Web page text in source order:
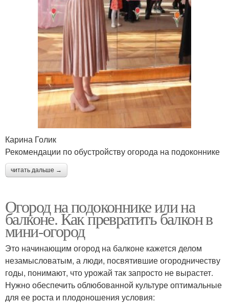
Карина Голик
Рекомендации по обустройству огорода на подоконнике
читать дальше →
Огород на подоконнике или на
балконе. Как превратить балкон в
мини-огород
Это начинающим огород на балконе кажется делом
незамысловатым, а люди, посвятившие огородничеству
годы, понимают, что урожай так запросто не вырастет.
Нужно обеспечить облюбованной культуре оптимальные
для ее роста и плодоношения условия: